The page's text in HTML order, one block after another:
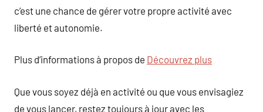
c’est une chance de gérer votre propre activité avec
liberté et autonomie.
Plus d’informations à propos de Découvrez plus
Que vous soyez déjà en activité ou que vous envisagiez
de vous lancer, restez toujours à jour avec les